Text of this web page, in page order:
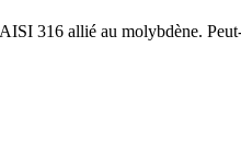
316 allié au molybdène.